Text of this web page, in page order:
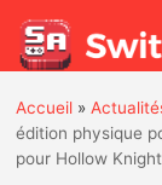
Accueil »
édition physique
pour Hollow Knight